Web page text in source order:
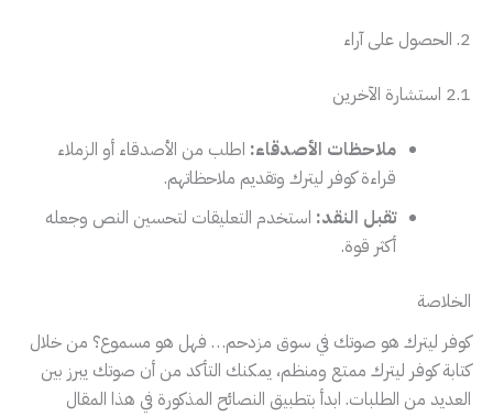
2. الحصول على آراء
2.1 استشارة الآخرين
ملاحظات الأصدقاء: اطلب من الأصدقاء أو الزملاء
قراءة كوفر ليترك وتقديم ملاحظاتهم.
تقبل النقد: استخدم التعليقات لتحسين النص وجعله
أكثر قوة.
الخلاصة
كوفر ليترك هو صوتك في سوق مزدحم… فهل هو مسموع؟ من خلال
كتابة كوفر ليترك ممتع ومنظم، يمكنك التأكد من أن صوتك يبرز بين
العديد من الطلبات. ابدأ بتطبيق النصائح المذكورة في هذا المقال